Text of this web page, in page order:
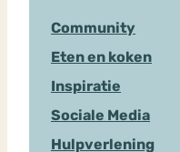
Community
Eten en koken
Inspiratie
Sociale Media
Hulpverlening